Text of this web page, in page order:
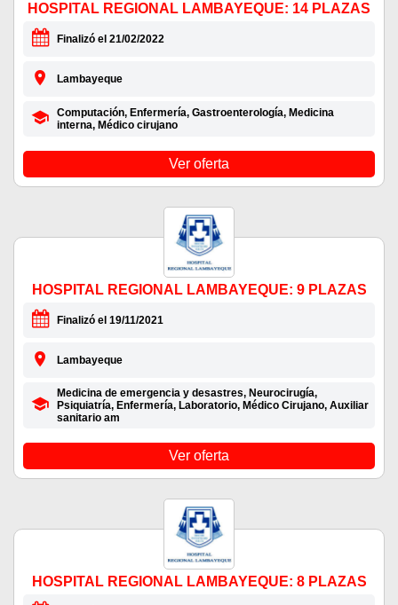
HOSPITAL REGIONAL LAMBAYEQUE: 14 PLAZAS
Finalizó el 21/02/2022
Lambayeque
Computación, Enfermería, Gastroenterología, Medicina
interna, Médico cirujano
Ver oferta
HOSPITAL REGIONAL LAMBAYEQUE: 9 PLAZAS
Finalizó el 19/11/2021
Lambayeque
Medicina de emergencia y desastres, Neurocirugía,
Psiquiatría, Enfermería, Laboratorio, Médico Cirujano, Auxiliar
sanitario am
Ver oferta
HOSPITAL REGIONAL LAMBAYEQUE: 8 PLAZAS